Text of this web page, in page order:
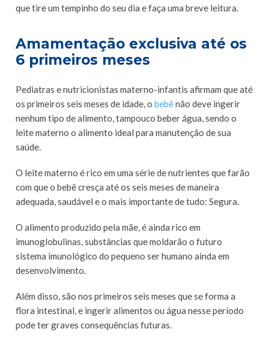
que tire um tempinho do seu dia e faça uma breve leitura.
Amamentação exclusiva até os
6 primeiros meses
Pediatras e nutricionistas materno-infantis afirmam que até
os primeiros seis meses de idade, o bebênão deve ingerir
nenhum tipo de alimento, tampouco beber água, sendo o
leite materno o alimento ideal para manutenção de sua
saúde.
O leite materno é rico em uma série de nutrientes que farão
com que o bebê cresça até os seis meses de maneira
adequada, saudável e o mais importante de tudo: Segura.
O alimento produzido pela mãe, é ainda rico em
imunoglobulinas, substâncias que moldarão o futuro
sistema imunológico do pequeno ser humano ainda em
desenvolvimento.
Além disso, são nos primeiros seis meses que se forma a
flora intestinal, e ingerir alimentos ou água nesse período
pode ter graves consequências futuras.